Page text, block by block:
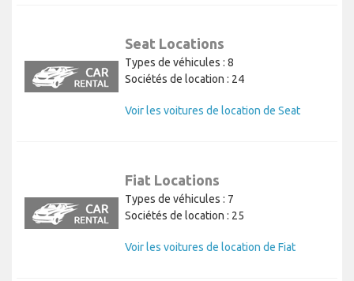
Seat Locations
Types de véhicules : 8
Sociétés de location : 24
Voir les voitures de location de Seat
Fiat Locations
Types de véhicules : 7
Sociétés de location : 25
Voir les voitures de location de Fiat